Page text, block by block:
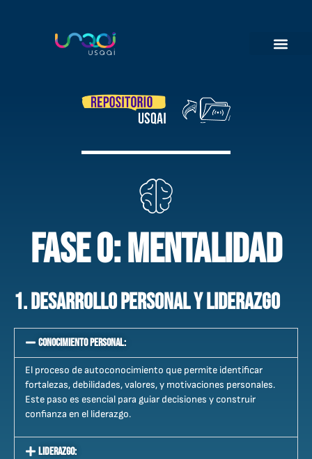
Fase 0: mENTALIDAD
1. Desarrollo Personal y Liderazgo
Conocimiento Personal:
El proceso de autoconocimiento que permite identificar
fortalezas, debilidades, valores, y motivaciones personales.
Este paso es esencial para guiar decisiones y construir
confianza en el liderazgo.
Liderazgo: